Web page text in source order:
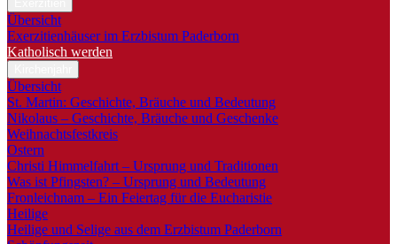
Übersicht
Exerzitienhäuser im Erzbistum Paderborn
Katholisch werden
Übersicht
St. Martin: Geschichte, Bräuche und Bedeutung
Nikolaus – Geschichte, Bräuche und Geschenke
Weihnachtsfestkreis
Ostern
Christi Himmelfahrt – Ursprung und Traditionen
Was ist Pfingsten? – Ursprung und Bedeutung
Fronleichnam – Ein Feiertag für die Eucharistie
Heilige
Heilige und Selige aus dem Erzbistum Paderborn